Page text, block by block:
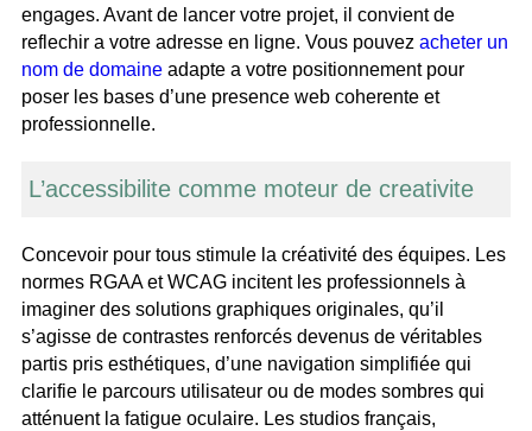
engages. Avant de lancer votre projet, il convient de
reflechir a votre adresse en ligne. Vous pouvez acheter un
nom de domaine adapte a votre positionnement pour
poser les bases d’une presence web coherente et
professionnelle.
L’accessibilite comme moteur de creativite
Concevoir pour tous stimule la créativité des équipes. Les
normes RGAA et WCAG incitent les professionnels à
imaginer des solutions graphiques originales, qu’il
s’agisse de contrastes renforcés devenus de véritables
partis pris esthétiques, d’une navigation simplifiée qui
clarifie le parcours utilisateur ou de modes sombres qui
atténuent la fatigue oculaire. Les studios français,